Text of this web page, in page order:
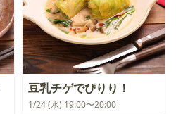
豆乳チゲでぴりり！
1/24 (水) 19:00〜20:00